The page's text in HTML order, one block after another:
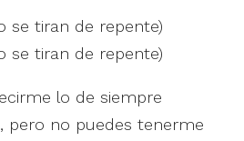
se tiran de repente)
se tiran de repente)
lo de siempre
pero no puedes tenerme